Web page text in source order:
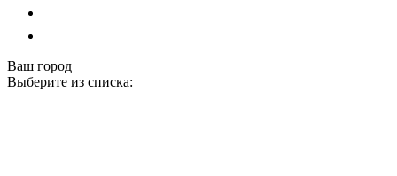
Ваш город
Выберите из списка: